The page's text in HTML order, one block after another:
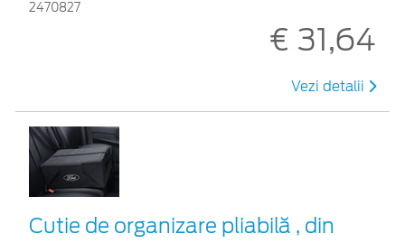
2470827
€ 31,64
Vezi detalii
Cutie de organizare pliabilă , din